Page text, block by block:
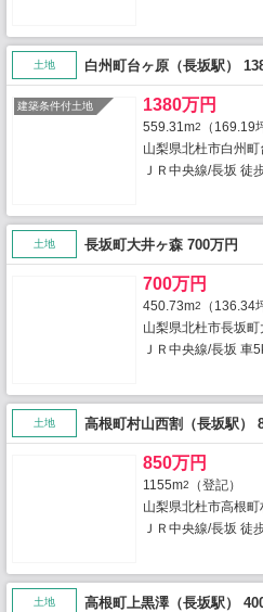
土地 白州町台ヶ原（長坂駅）
建築条件付土地 1380万円
559.31m2
（169.19
山梨県北杜市白州町
ＪＲ中央線/長坂 徒
土地 長坂町大井ヶ森 700万円
700万円
450.73m2
（136.34
山梨県北杜市長坂町
ＪＲ中央線/長坂 車
土地 高根町村山西割（長坂駅）
850万円
1155m2
（登記）
山梨県北杜市高根町
ＪＲ中央線/長坂 徒
土地 高根町上黒澤（長坂駅）